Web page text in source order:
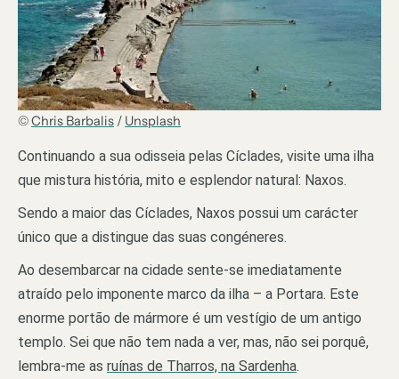
©Chris Barbalis / Unsplash
Continuando a sua odisseia pelas Cíclades, visite uma ilha
que mistura história, mito e esplendor natural: Naxos.
Sendo a maior das Cíclades, Naxos possui um carácter
único que a distingue das suas congéneres.
Ao desembarcar na cidade sente-se imediatamente
atraído pelo imponente marco da ilha – a Portara. Este
enorme portão de mármore é um vestígio de um antigo
templo. Sei que não tem nada a ver, mas, não sei porquê,
lembra-me as ruínas de Tharros, na Sardenha.